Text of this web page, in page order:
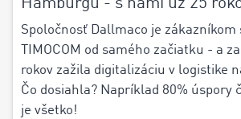
Hamburgu - s nami už 25
Spoločnosť Dallmaco je zákazníkom
TIMOCOM od samého začiatku - a
rokov zažila digitalizáciu v logistike
Čo dosiahla? Napríklad 80% úspory
je všetko!